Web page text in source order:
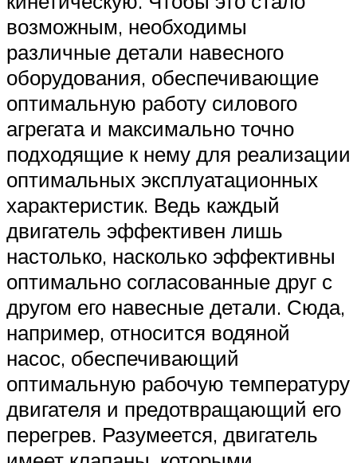
возможным, необходимы
различные детали навесного
оборудования, обеспечивающие
оптимальную работу силового
агрегата и максимально точно
подходящие к нему для реализации
оптимальных эксплуатационных
характеристик. Ведь каждый
двигатель эффективен лишь
настолько, насколько эффективны
оптимально согласованные друг с
другом его навесные детали. Сюда,
например, относится водяной
насос, обеспечивающий
оптимальную рабочую температуру
двигателя и предотвращающий его
перегрев. Разумеется, двигатель